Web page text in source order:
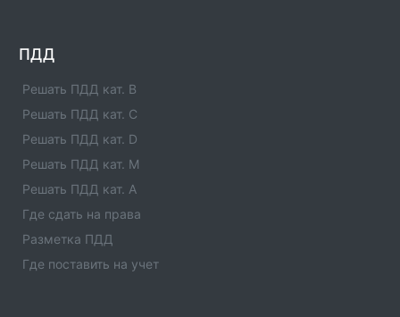
Автошкола Местное отделение Ачхой-Мартановского
Республики находится в реестре автошкол ГИБДД.
работы, адреса и телефоны.
МБОУ ДО Бачи-Юртовский образовательный
центр
Автошкола МБОУ ДО Бачи-Юртовский
образовательный центр находится в реестре
автошкол ГИБДД. Информация об автошколе,
ПДД
Решать ПДД кат. B
Решать ПДД кат. C
Решать ПДД кат. D
Решать ПДД кат. M
Решать ПДД кат. A
Где сдать на права
Разметка ПДД
Где поставить на учет